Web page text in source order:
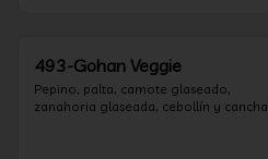
493-Gohan Veggie
Pepino, palta, camote glaseado,
zanahoria glaseada, cebollín y cancha.